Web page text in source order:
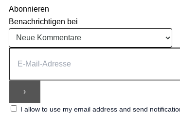
Abonnieren
Benachrichtigen bei
I allow to use my email address and send